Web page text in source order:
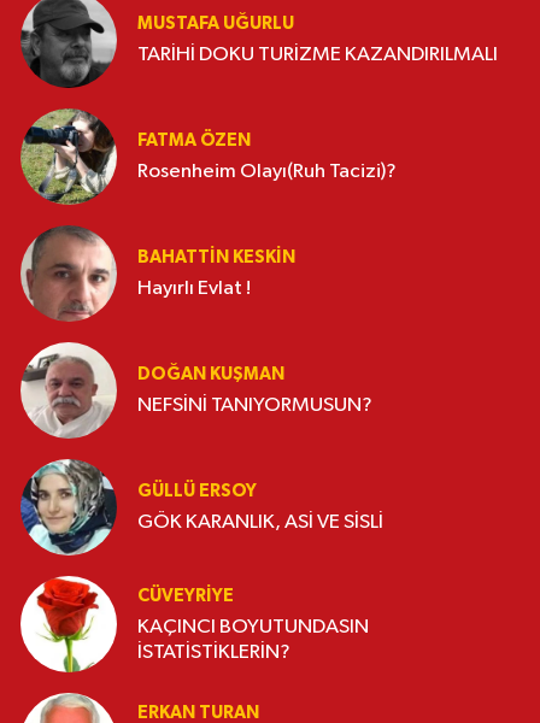
MUSTAFA UĞURLU
TARİHİ DOKU TURİZME KAZANDIRILMALI
FATMA ÖZEN
Rosenheim Olayı(Ruh Tacizi)?
BAHATTIN KESKİN
Hayırlı Evlat !
DOĞAN KUŞMAN
NEFSİNİ TANIYORMUSUN?
GÜLLÜ ERSOY
GÖK KARANLIK, ASİ VE SİSLİ
CÜVEYRIYE
KAÇINCI BOYUTUNDASIN
İSTATİSTİKLERİN?
ERKAN TURAN